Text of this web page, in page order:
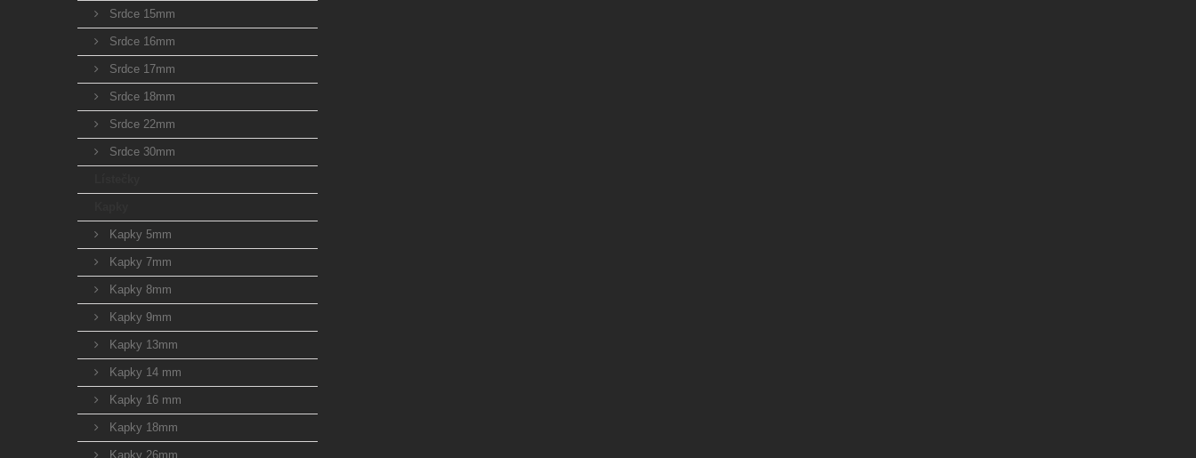
Srdce 15mm
Srdce 16mm
Srdce 17mm
Srdce 18mm
Srdce 22mm
Srdce 30mm
Kapky 5mm
Kapky 7mm
Kapky 8mm
Kapky 9mm
Kapky 13mm
Kapky 14 mm
Kapky 16 mm
Kapky 18mm
Kapky 26mm